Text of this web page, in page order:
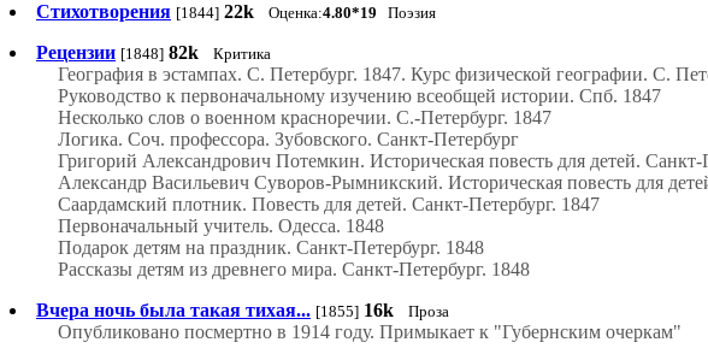
Стихотворения [1844] 22k Оценка:4.80*19 Поэзия
Рецензии [1848] 82k Критика
География в эстампах. С. Петербург. 1847. Курс физической географии. С.
Руководство к первоначальному изучению всеобщей истории. Спб. 1847
Несколько слов о военном красноречии. С.-Петербург. 1847
Логика. Соч. профессора. Зубовского. Санкт-Петербург
Григорий Александрович Потемкин. Историческая повесть для детей. Санкт-
Александр Васильевич Суворов-Рымникский. Историческая повесть для
Саардамский плотник. Повесть для детей. Санкт-Петербург. 1847
Первоначальный учитель. Одесса. 1848
Подарок детям на праздник. Санкт-Петербург. 1848
Рассказы детям из древнего мира. Санкт-Петербург. 1848
Вчера ночь была такая тихая... [1855] 16k Проза
Опубликовано посмертно в 1914 году. Примыкает к "Губернским очеркам"